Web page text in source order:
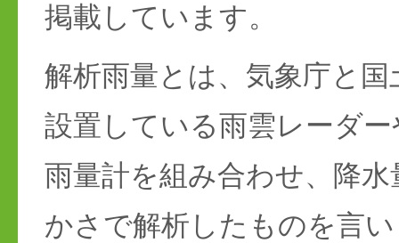
掲載しています。
解析雨量とは、気象庁と
設置している雨雲レーダ
雨量計を組み合わせ、降
かさで解析したものを言